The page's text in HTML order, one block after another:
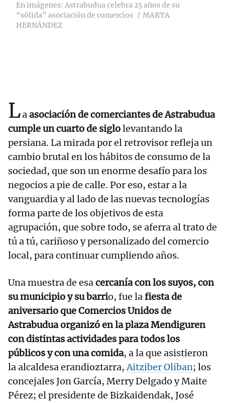
En imágenes: Astrabudua celebra 25 años de su
“sólida” asociación de comercios
MARTA
HERNÁNDEZ
Laasociación de comerciantes de Astrabudua
cumple un cuarto de siglolevantando la
persiana. La mirada por el retrovisor refleja un
cambio brutal en los hábitos de consumo de la
sociedad, que son un enorme desafío para los
negocios a pie de calle. Por eso, estar a la
vanguardia y al lado de las nuevas tecnologías
forma parte de los objetivos de esta
agrupación, que sobre todo, se aferra al trato de
tú a tú, cariñoso y personalizado del comercio
local, para continuar cumpliendo años.
Una muestra de esacercanía con los suyos, con
su municipio y su barrio, fue lafiesta de
aniversario que Comercios Unidos de
Astrabudua organizó en la plaza Mendiguren
con distintas actividades para todos los
públicos y con una comida, a la que asistieron
la alcaldesa erandioztarra,Aitziber Oliban; los
concejales Jon García, Merry Delgado y Maite
Pérez; el presidente de Bizkaidendak, José